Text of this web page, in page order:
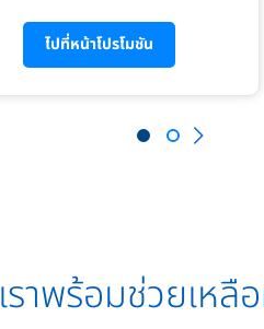
ไปที่หน้าโปรโมชัน
เราพร้อมช่วยเห